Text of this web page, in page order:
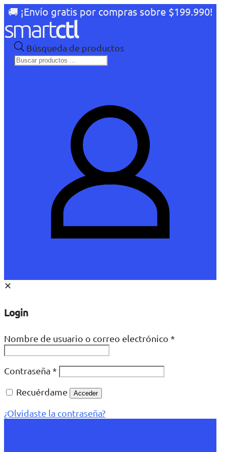
🚚 ¡Envío gratis por compras sobre $199.990!
Búsqueda de productos
✕
Login
Nombre de usuario o correo electrónico *
Contraseña *
Recuérdame
Acceder
¿Olvidaste la contraseña?